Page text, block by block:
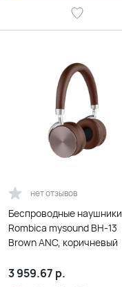
нет отзывов
Беспроводные наушники
Rombica mysound BH-13
Brown ANC, коричневый
3 959.67 р.